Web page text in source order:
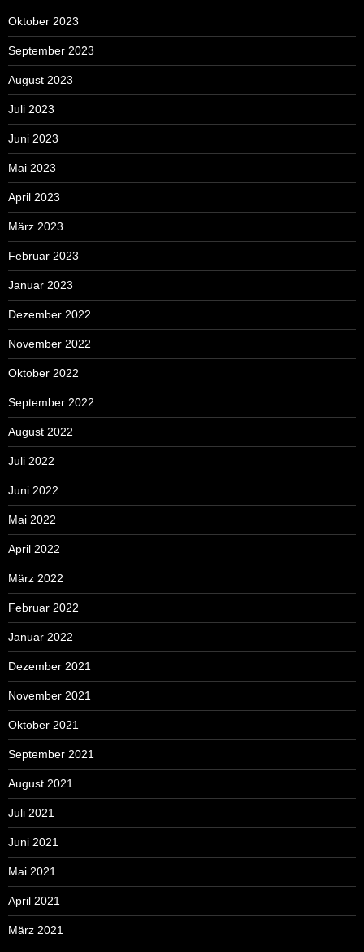
Oktober 2023
September 2023
August 2023
Juli 2023
Juni 2023
Mai 2023
April 2023
März 2023
Februar 2023
Januar 2023
Dezember 2022
November 2022
Oktober 2022
September 2022
August 2022
Juli 2022
Juni 2022
Mai 2022
April 2022
März 2022
Februar 2022
Januar 2022
Dezember 2021
November 2021
Oktober 2021
September 2021
August 2021
Juli 2021
Juni 2021
Mai 2021
April 2021
März 2021